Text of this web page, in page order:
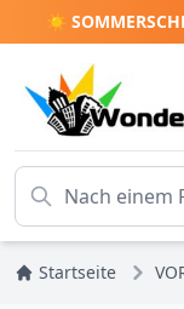
☀️
Startseite